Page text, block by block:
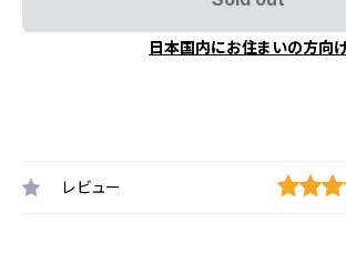
日本国内にお住まいの方向
レビュー